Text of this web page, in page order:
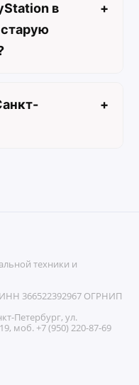
в
+
+
техники и
366522392967 ОГРНИП
Петербург, ул.
моб. +7 (950) 220-87-69